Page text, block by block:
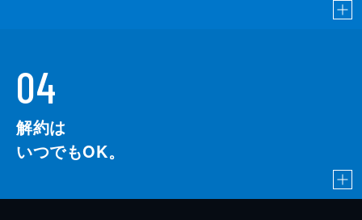
04
解約は
いつでもOK。